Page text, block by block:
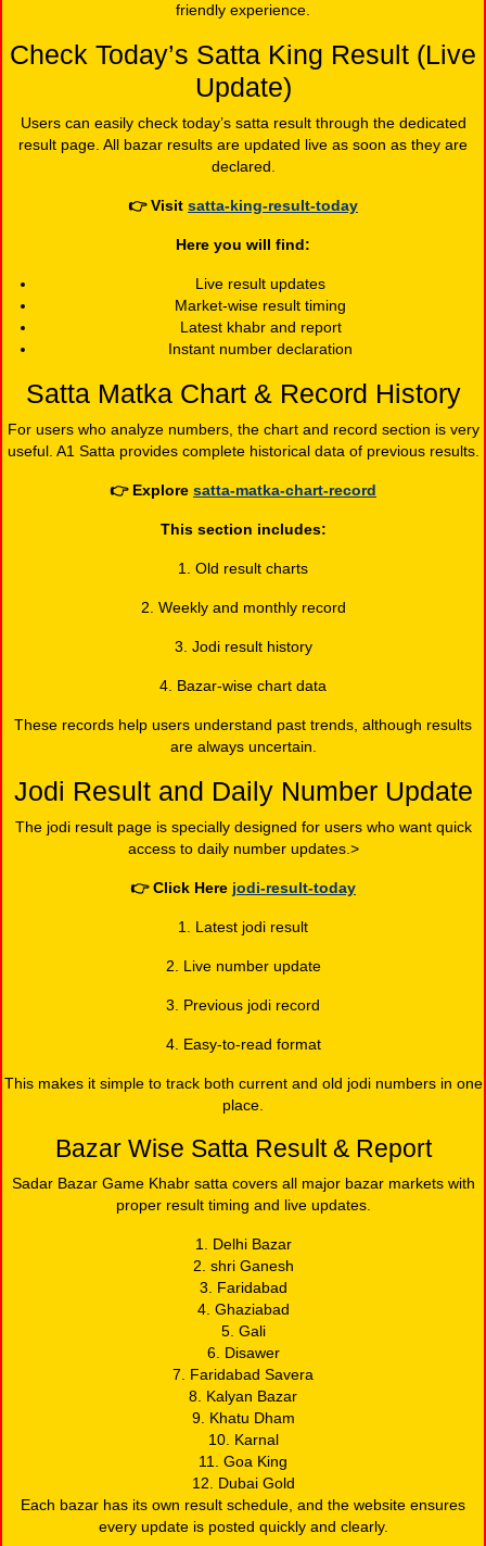
friendly experience.
Check Today’s Satta King Result (Live
Update)
Users can easily check today’s satta result through the dedicated
result page. All bazar results are updated live as soon as they are
declared.
👉Visit satta-king-result-today
Here you will find:
Live result updates
Market-wise result timing
Latest khabr and report
Instant number declaration
Satta Matka Chart & Record History
For users who analyze numbers, the chart and record section is very
useful. A1 Satta provides complete historical data of previous results.
👉 Explore satta-matka-chart-record
This section includes:
1. Old result charts
2. Weekly and monthly record
3. Jodi result history
4. Bazar-wise chart data
These records help users understand past trends, although results
are always uncertain.
Jodi Result and Daily Number Update
The jodi result page is specially designed for users who want quick
access to daily number updates.>
👉Click Here jodi-result-today
1. Latest jodi result
2. Live number update
3. Previous jodi record
4. Easy-to-read format
This makes it simple to track both current and old jodi numbers in one
place.
Bazar Wise Satta Result & Report
Sadar Bazar Game Khabr satta covers all major bazar markets with
proper result timing and live updates.
1. Delhi Bazar
2. shri Ganesh
3. Faridabad
4. Ghaziabad
5. Gali
6. Disawer
7. Faridabad Savera
8. Kalyan Bazar
9. Khatu Dham
10. Karnal
11. Goa King
12. Dubai Gold
Each bazar has its own result schedule, and the website ensures
every update is posted quickly and clearly.